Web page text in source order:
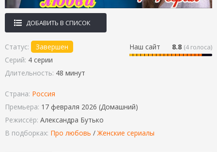
ДОБАВИТЬ В СПИСОК
Наш сайт 8.8 (4голоса)
Статус:
Завершен
Серий: 4 серии
Длительность: 48 минут
Страна: Россия
Премьера: 17 февраля 2026 (Домашний)
Режиссёр: Александра Бутько
В подборках: Про любовь / Женские сериалы